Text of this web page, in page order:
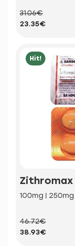
31.06€
23.35€
Hit!
Zithromax
100mg |
46.72€
38.93€